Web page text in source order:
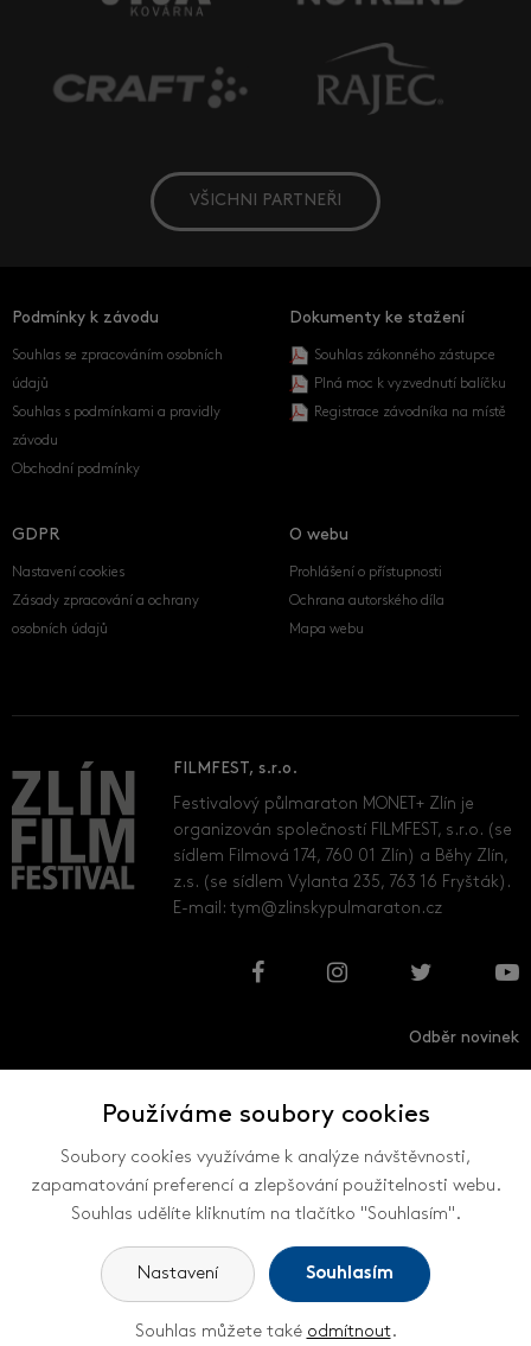
VŠICHNI PARTNEŘI
Podmínky k závodu
Souhlas se zpracováním osobních
údajů
Souhlas s podmínkami a pravidly
závodu
Obchodní podmínky
Dokumenty ke stažení
Souhlas zákonného zástupce
Plná moc k vyzvednutí balíčku
Registrace závodníka na místě
GDPR
Nastavení cookies
Zásady zpracování a ochrany
osobních údajů
O webu
Prohlášení o přístupnosti
Ochrana autorského díla
Mapa webu
FILMFEST, s.r.o.
Festivalový půlmaraton MONET+ Zlín je
organizován společností FILMFEST, s.r.o. (se
sídlem Filmová 174, 760 01 Zlín) a Běhy Zlín,
z.s. (se sídlem Vylanta 235, 763 16 Fryšták).
E-mail:tym@zlinskypulmaraton.cz
Odběr novinek
VŠECHNY KONTAKTY
Používáme soubory cookies
Soubory cookies využíváme k analýze návštěvnosti,
zapamatování preferencí a zlepšování použitelnosti webu.
Souhlas udělíte kliknutím na tlačítko "Souhlasím".
Nastavení Souhlasím
Souhlas můžete také odmítnout.